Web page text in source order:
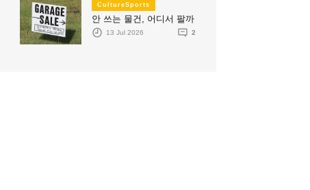
CultureSports
안 쓰는 물건, 어디서 팔까
13 Jul 2026 2